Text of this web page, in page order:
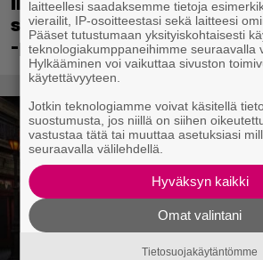
sekä merkittävä Ghost
-päivitys
laitteellesi saadaksemme tietoja
vierailit, IP-osoitteestasi sekä laitteesi
Pääset tutustumaan yksityiskohtaisesti
teknologiakumppaneihimme seuraavalla
Hylkääminen voi vaikuttaa sivuston
käytettävyyteen.
Jotkin teknologiamme voivat käsitellä
suostumusta, jos niillä on siihen
vastustaa tätä tai muuttaa asetuksiasi
seuraavalla välilehdellä.
Hyväksyn kaikki
Omat valintani
Tietosuojakäytäntömme